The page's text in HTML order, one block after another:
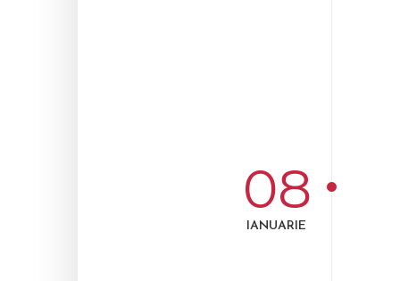
08
IANUARIE